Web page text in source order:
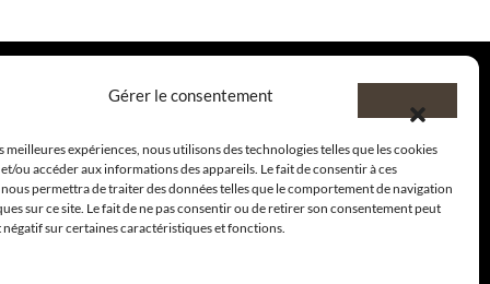
Gérer le consentement
expériences, nous utilisons des technologies telles que les cookies
ou accéder aux informations des appareils. Le fait de consentir à ces
permettra de traiter des données telles que le comportement de navigation
sur ce site. Le fait de ne pas consentir ou de retirer son consentement peut
sur certaines caractéristiques et fonctions.